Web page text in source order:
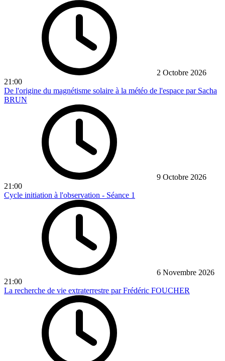
2 Octobre 2026
21:00
De l'origine du magnétisme solaire à la météo de l'espace par Sacha
BRUN
9 Octobre 2026
21:00
Cycle initiation à l'observation - Séance 1
6 Novembre 2026
21:00
La recherche de vie extraterrestre par Frédéric FOUCHER